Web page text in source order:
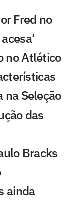
Fred no
no Atlético
na Seleção
das
Bracks
ainda